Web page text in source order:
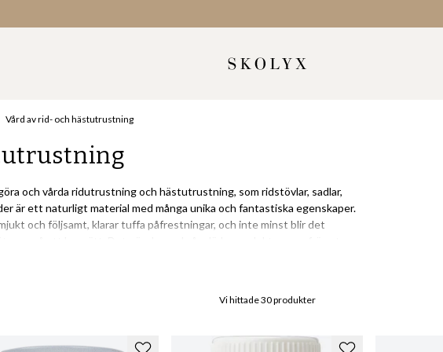
Vård av rid- och hästutrustning
och vårda ridutrustning och hästutrustning, som ridstövlar, sadlar,
är ett naturligt material med många unika och fantastiska egenskaper.
och följsamt, klarar tuffa påfrestningar, och inte minst blir det
om på ett bra sätt. Det gör du med våra läderprodukter som främst
för vård av hästprodukter och
Vi hittade30produkter